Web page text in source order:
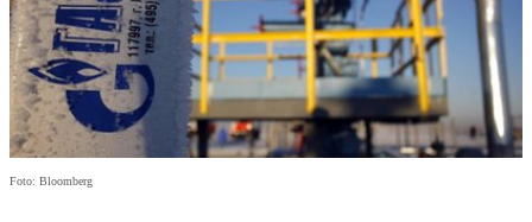
Foto: Bloomberg